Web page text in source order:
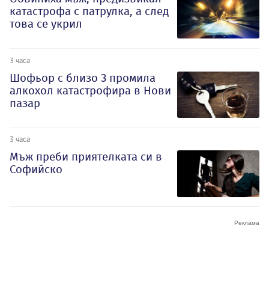
катастрофа с патрулка, а след
това се укрил
3 часа
Шофьор с близо 3 промила
алкохол катастрофира в Нови
пазар
3 часа
Мъж преби приятелката си в
Софийско